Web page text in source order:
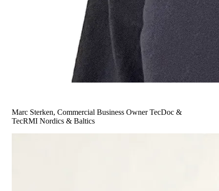
Marc Sterken, Commercial Business Owner TecDoc &
TecRMI Nordics & Baltics